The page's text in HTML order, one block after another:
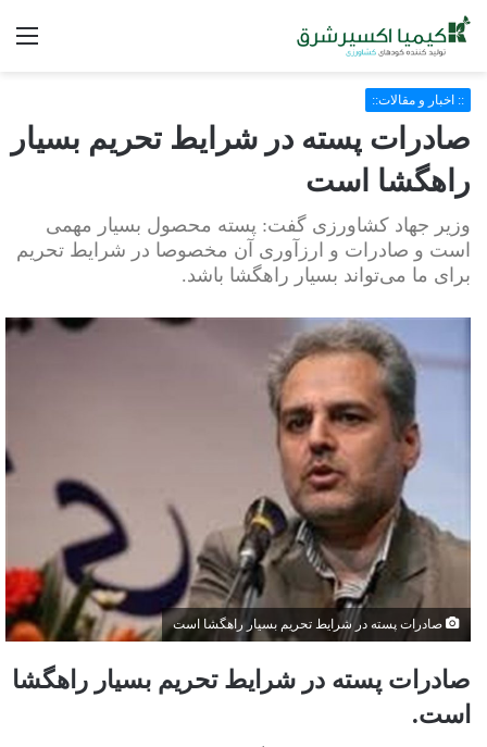
:: اخبار و مقالات::
صادرات پسته در شرایط تحریم بسیار
راهگشا است
وزیر جهاد کشاورزی گفت: پسته محصول بسیار مهمی
است و صادرات و ارزآوری آن مخصوصا در شرایط تحریم
برای ما می‌تواند بسیار راهگشا باشد.
صادرات پسته در شرایط تحریم بسیار راهگشا است
صادرات پسته در شرایط تحریم بسیار راهگشا
است.